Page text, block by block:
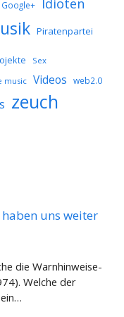
Google+
Piratenpartei
Sex
music Videos web2.0
zeuch
uns weiter
die Warnhinweise-
Welche der